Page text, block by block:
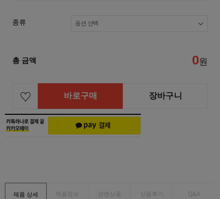
종류
총 금액 0원
바로구매 장바구니
제품 상세 제품정보 관련상품 상품후기 Q&A